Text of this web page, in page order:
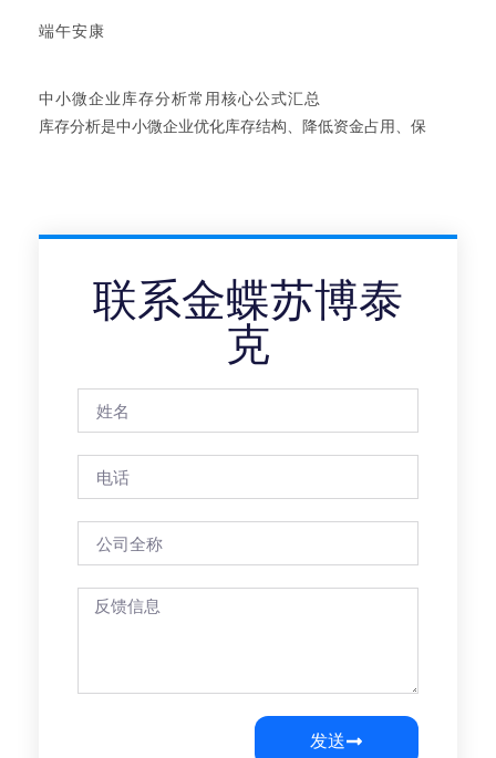
端午安康
中小微企业库存分析常用核心公式汇总
库存分析是中小微企业优化库存结构、降低资金占用、保
联系金蝶苏博泰
克
发送